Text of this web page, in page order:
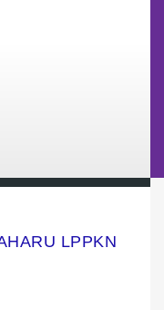
LPPKN